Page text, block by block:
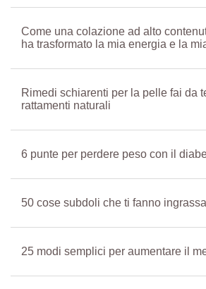
Come una colazione ad alto
ha trasformato la mia energia e la
Rimedi schiarenti per la pelle fai da
rattamenti naturali
6 punte per perdere peso con il
50 cose subdoli che ti fanno
25 modi semplici per aumentare il